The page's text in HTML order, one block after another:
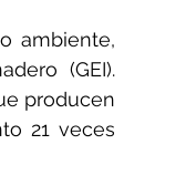
ambiente,
(GEI).
producen
21 veces